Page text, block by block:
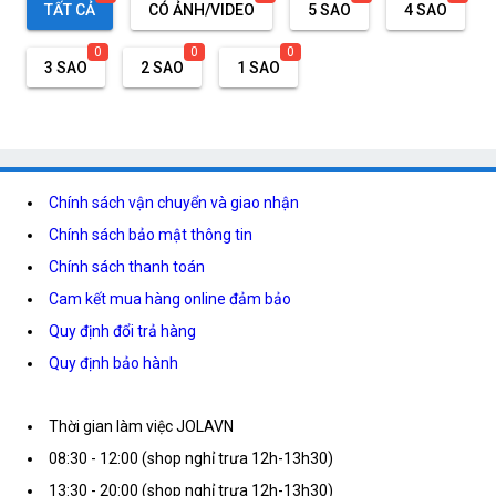
TẤT CẢ CÓ ẢNH/VIDEO 5 SAO 4 SAO
3 SAO
0
2 SAO
0
1 SAO
0
Chính sách vận chuyển và giao nhận
Chính sách bảo mật thông tin
Chính sách thanh toán
Cam kết mua hàng online đảm bảo
Quy định đổi trả hàng
Quy định bảo hành
Thời gian làm việc JOLAVN
08:30 - 12:00 (shop nghỉ trưa 12h-13h30)
13:30 - 20:00 (shop nghỉ trưa 12h-13h30)